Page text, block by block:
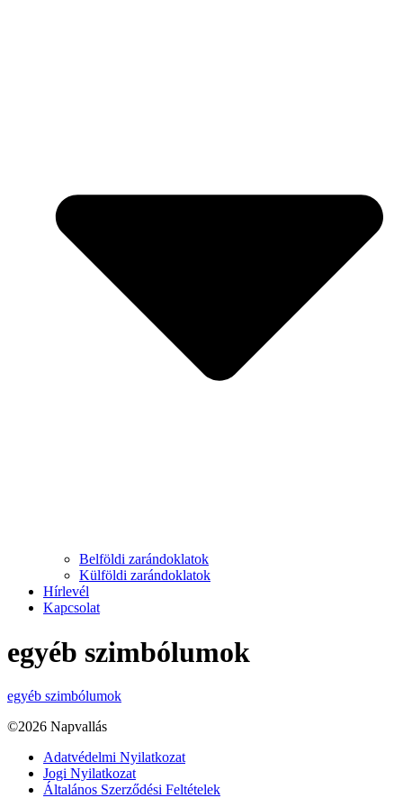
Belföldi zarándoklatok
Külföldi zarándoklatok
Hírlevél
Kapcsolat
egyéb szimbólumok
egyéb szimbólumok
©2026 Napvallás
Adatvédelmi Nyilatkozat
Jogi Nyilatkozat
Általános Szerződési Feltételek